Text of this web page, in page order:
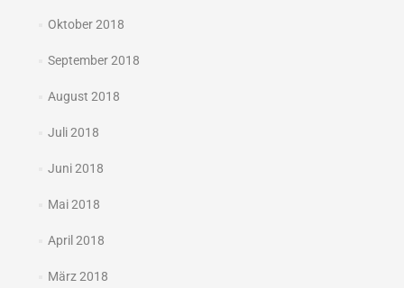
Oktober 2018
September 2018
August 2018
Juli 2018
Juni 2018
Mai 2018
April 2018
März 2018